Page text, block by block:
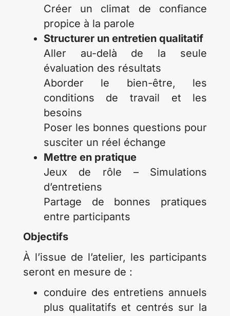
Créer un climat de confiance
propice à la parole
Structurer un entretien qualitatif
Aller au-delà de la seule
évaluation des résultats
Aborder le bien-être, les
conditions de travail et les
besoins
Poser les bonnes questions pour
susciter un réel échange
Mettre en pratique
Jeux de rôle – Simulations
d’entretiens
Partage de bonnes pratiques
entre participants
Objectifs
À l’issue de l’atelier, les participants
seront en mesure de :
conduire des entretiens annuels
plus qualitatifs et centrés sur la